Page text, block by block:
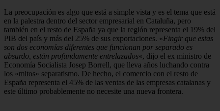
La preocupación es algo que está a simple vista y es el tema que está
en la palestra dentro del sector empresarial en Cataluña, pero
también en el resto de España ya que la región representa el 19% del
PIB del país y más del 25% de sus exportaciones. «Fingir que estas
son dos economías diferentes que funcionan por separado es
absurdo, están profundamente entrelazados«, dijo el ex ministro de
Economía Socialista Josep Borrell, que lleva años luchando contra
los «mitos» separatismo. De hecho, el comercio con el resto de
España representa el 45% de las ventas de las empresas catalanas y
este último probablemente no necesite una nueva frontera.